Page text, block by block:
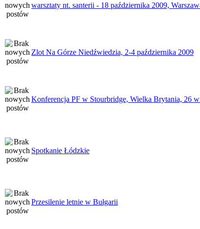
warsztaty nt. santerii - 18 października 2009,
Zlot Na Górze Niedźwiedzia, 2-4 października 2009
Konferencja PF w Stourbridge, Wielka Brytania, 26
Spotkanie Łódzkie
Przesilenie letnie w Bułgarii